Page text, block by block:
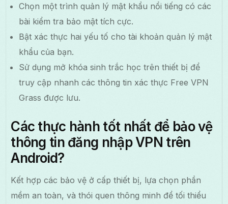
Chọn một trình quản lý mật khẩu nổi tiếng có các
bài kiểm tra bảo mật tích cực.
Bật xác thực hai yếu tố cho tài khoản quản lý mật
khẩu của bạn.
Sử dụng mở khóa sinh trắc học trên thiết bị để
truy cập nhanh các thông tin xác thực Free VPN
Grass được lưu.
Các thực hành tốt nhất để bảo vệ
thông tin đăng nhập VPN trên
Android?
Kết hợp các bảo vệ ở cấp thiết bị, lựa chọn phần
mềm an toàn, và thói quen thông minh để tối thiểu